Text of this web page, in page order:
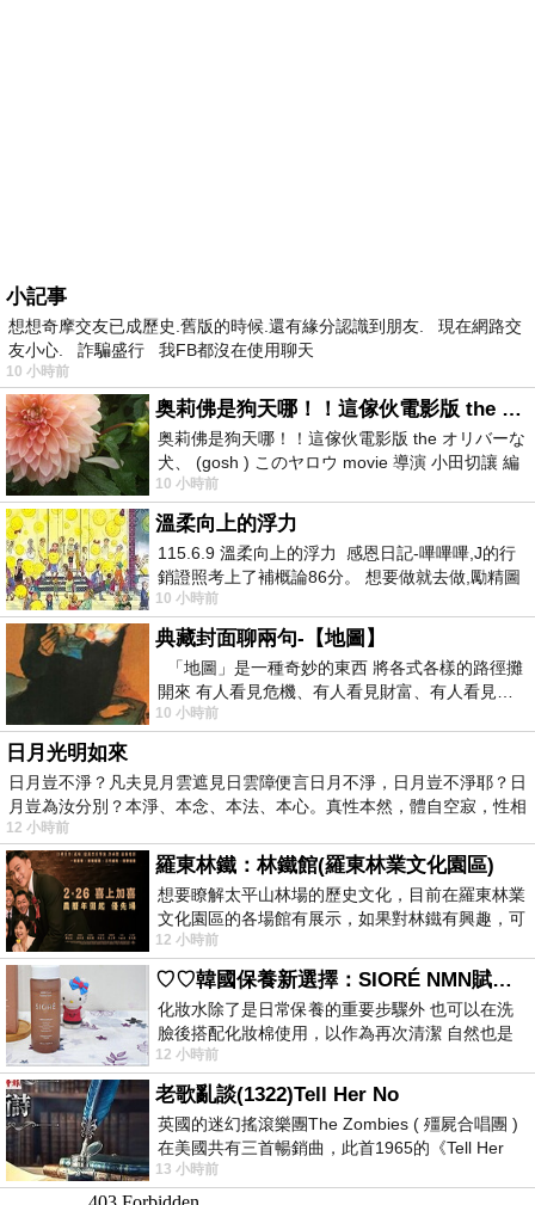
小記事
想想奇摩交友已成歷史.舊版的時候.還有緣分認識到朋友. 現在網路交
友小心. 詐騙盛行 我FB都沒在使用聊天
10 小時前
奥莉佛是狗天哪！！這傢伙電影版 the オリバーな犬、 (gosh ) このヤロウ movie
奥莉佛是狗天哪！！這傢伙電影版 the オリバーな
犬、 (gosh ) このヤロウ movie 導演 小田切讓 編
劇: 小田切讓 主演: 小田切讓
10 小時前
溫柔向上的浮力
115.6.9 溫柔向上的浮力 感恩日記-嗶嗶嗶,J的行
銷證照考上了補概論86分。 想要做就去做,勵精圖
治大成功,也是表法,堅持和努力
10 小時前
典藏封面聊兩句-【地圖】
「地圖」是一種奇妙的東西 將各式各樣的路徑攤
開來 有人看見危機、有人看見財富、有人看見…
從中可以發掘出不同的
10 小時前
日月光明如來
日月豈不淨？凡夫見月雲遮見日雲障便言日月不淨，日月豈不淨耶？日
月豈為汝分別？本淨、本念、本法、本心。真性本然，體自空寂，性相
12 小時前
羅東林鐵：林鐵館(羅東林業文化園區)
想要瞭解太平山林場的歷史文化，目前在羅東林業
文化園區的各場館有展示，如果對林鐵有興趣，可
以到林鐵館。 這裡展示從山下
12 小時前
♡♡韓國保養新選擇：SIORÉ NMN賦活泡泡化妝水♡♡
化妝水除了是日常保養的重要步驟外 也可以在洗
臉後搭配化妝棉使用，以作為再次清潔 自然也是
我的保養必備品項 不過，我對於化妝
12 小時前
老歌亂談(1322)Tell Her No
英國的迷幻搖滾樂團The Zombies ( 殭屍合唱團 )
在美國共有三首暢銷曲，此首1965的《Tell Her
No》即為其中之一，在告示牌百大單曲
13 小時前